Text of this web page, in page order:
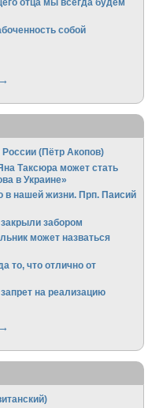
отца мы всегда будем
собой
→
(Пётр Акопов)
Таксюра может стать
в Украине»
в нашей жизни. Прп. Паисий
забором
может назваться
то, что отлично от
на реализацию
→